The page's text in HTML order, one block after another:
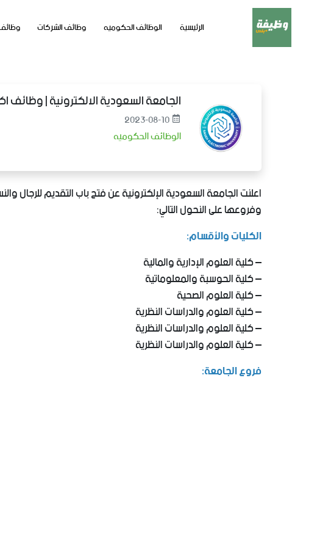
الرئيسية الوظائف الحكوميه وظائف الشركات
الجامعة السعودية الالكترونية |
2023-08-10
الوظائف الحكوميه
اعلنت الجامعة السعودية الإلكترونية عن فتح باب التقديم للرجال
وفروعها على النحول التالي:
الكليات والأقسام:
– كلية العلوم الإدارية والمالية
– كلية الحوسبة والمعلوماتية
– كلية العلوم الصحية
– كلية العلوم والدراسات النظرية
– كلية العلوم والدراسات النظرية
– كلية العلوم والدراسات النظرية
فروع الجامعة: